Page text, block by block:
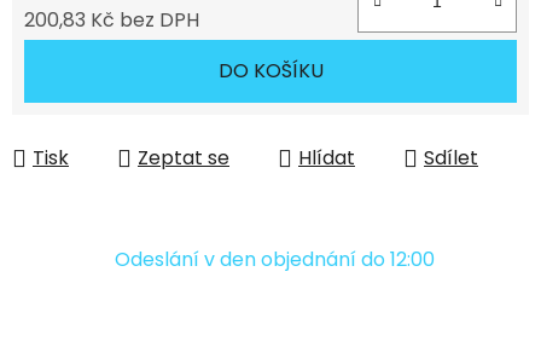
200,83 Kč bez DPH
DO KOŠÍKU
Tisk Zeptat se Hlídat Sdílet
Odeslání v den objednání do 12:00